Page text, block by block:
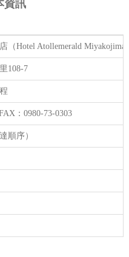
資訊
（Hotel Atollemerald Miyakojima
108-7
：0980-73-0303
順序）